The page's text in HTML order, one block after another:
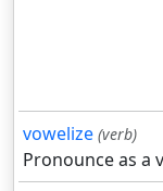
vowelize (verb)
Pronounce as a